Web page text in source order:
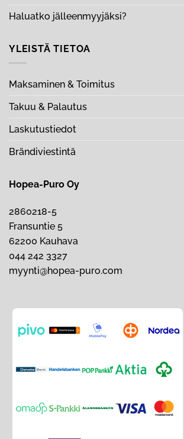
Haluatko jälleenmyyjäksi?
YLEISTÄ TIETOA
Maksaminen & Toimitus
Takuu & Palautus
Laskutustiedot
Brändiviestintä
Hopea-Puro Oy
2860218-5
Fransuntie 5
62200 Kauhava
044 242 3327
myynti@hopea-puro.com